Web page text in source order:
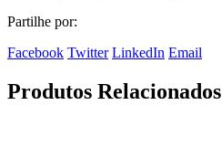
Partilhe por:
Facebook Twitter LinkedIn Email
Produtos Relacionados